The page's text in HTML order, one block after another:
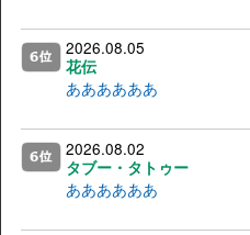
2026.08.05
花伝
ああああああ
2026.08.02
タブー・タトゥー
ああああああ